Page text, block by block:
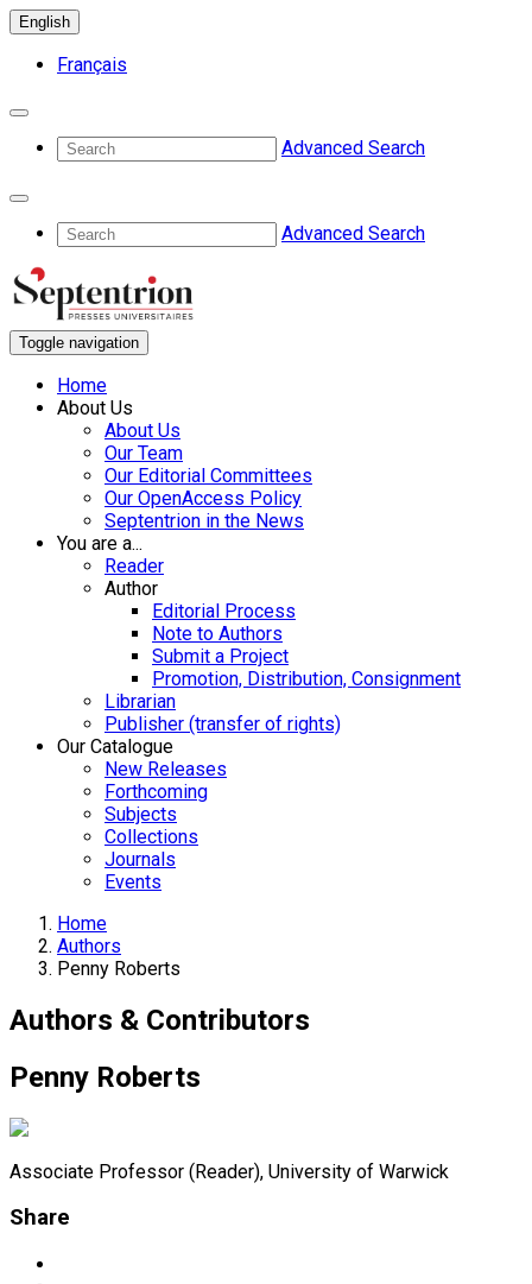
English
Français
Advanced Search
Advanced Search
Toggle navigation
Home
About Us
About Us
Our Team
Our Editorial Committees
Our OpenAccess Policy
Septentrion in the News
You are a...
Reader
Author
Editorial Process
Note to Authors
Submit a Project
Promotion, Distribution, Consignment
Librarian
Publisher (transfer of rights)
Our Catalogue
New Releases
Forthcoming
Subjects
Collections
Journals
Events
Home
Authors
Penny Roberts
Authors & Contributors
Penny Roberts
Associate Professor (Reader), University of Warwick
Share